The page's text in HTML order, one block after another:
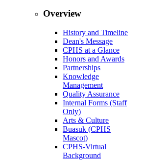
Overview
History and Timeline
Dean's Message
CPHS at a Glance
Honors and Awards
Partnerships
Knowledge
Management
Quality Assurance
Internal Forms (Staff
Only)
Arts & Culture
Buasuk (CPHS
Mascot)
CPHS-Virtual
Background